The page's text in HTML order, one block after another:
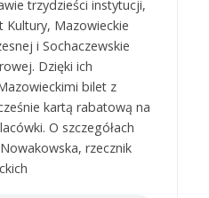
trzydzieści instytucji,
Kultury, Mazowieckie
i Sochaczewskie
Dzięki ich
bilet z
kartą rabatową na
O szczegółach
rzecznik